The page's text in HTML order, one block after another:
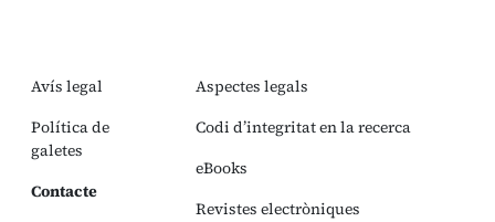
Avís legal
Política de
galetes
Contacte
Aspectes legals
Codi d’integritat en la recerca
eBooks
Revistes electròniques